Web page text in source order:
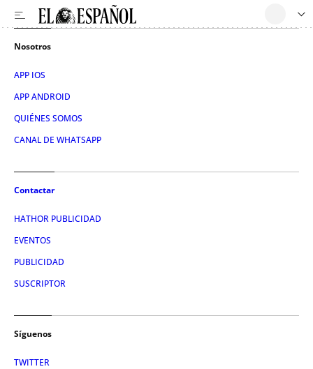
Nosotros
APP IOS
APP ANDROID
QUIÉNES SOMOS
CANAL DE WHATSAPP
Contactar
HATHOR PUBLICIDAD
EVENTOS
PUBLICIDAD
SUSCRIPTOR
Síguenos
TWITTER